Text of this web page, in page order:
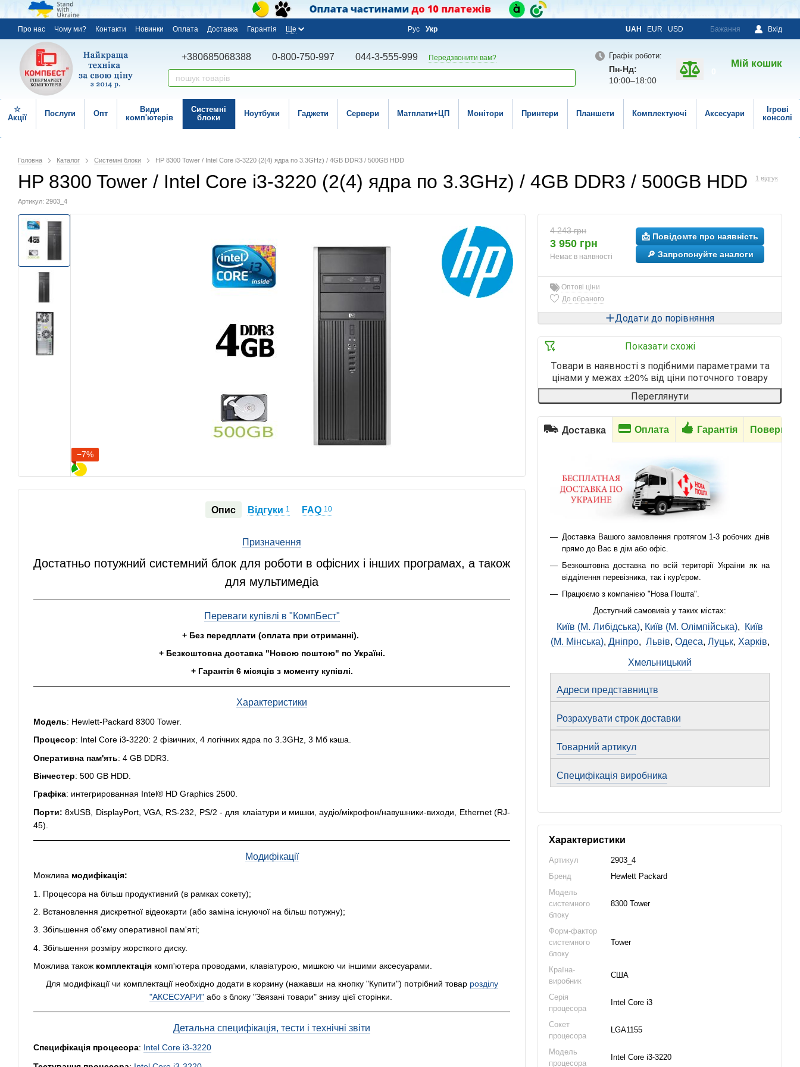
Про нас Чому ми? Контакти Новинки Оплата Доставка Гарантія Ще Рус Укр UAH EUR USD Бажання Вхід
+380685068388 0-800-750-997 044-3-555-999 Передзвонити вам? Графік роботи:
Пн-Нд:
10:00–18:00
Мій кошик
☆
Акції
Послуги Опт
Види
комп'ютерів
Системні
блоки
Ноутбуки Гаджети Сервери Матплати+ЦП Монітори Принтери Планшети Комплектуючі Аксесуари
Ігрові
консолі
Головна Каталог Системні блоки HP 8300 Tower / Intel Core i3-3220 (2(4) ядра по 3.3GHz) / 4GB DDR3 / 500GB HDD
HP 8300 Tower / Intel Core i3-3220 (2(4) ядра по 3.3GHz) / 4GB DDR3 / 500GB HDD 1 відгук
Артикул: 2903_4
−7%
Опис Відгуки 1 FAQ 10
Призначення
Достатньо потужний системний блок для роботи в офісних і інших програмах, а також
для мультимедіа
Переваги купівлі в "КомпБест"
+ Без передплати (оплата при отриманні).
+ Безкоштовна доставка "Новою поштою" по Україні.
+ Гарантія 6 місяців з моменту купівлі.
Характеристики
Модель: Hewlett-Packard 8300 Tower.
Процесор: Intel Core i3-3220: 2 фізичних, 4 логічних ядра по 3.3GHz, 3 Мб кэша.
Оперативна пам'ять: 4 GB DDR3.
Вінчестер: 500 GB HDD.
Графіка: интегрированная Intel® HD Graphics 2500.
Порти: 8xUSB, DisplayPort, VGA, RS-232, PS/2 - для клаіатури и мишки, аудіо/мікрофон/навушники-виходи, Ethernet (RJ-
45).
Модифікації
Можлива модифікація:
1. Процесора на більш продуктивний (в рамках сокету);
2. Встановлення дискретної відеокарти (або заміна існуючої на більш потужну);
3. Збільшення об'єму оперативної пам'яті;
4. Збільшення розміру жорсткого диску.
Можлива також комплектація комп'ютера проводами, клавіатурою, мишкою чи іншими аксесуарами.
Для модифікації чи комплектації необхідно додати в корзину (нажавши на кнопку "Купити") потрібний товар розділу
"АКСЕСУАРИ"або з блоку "Звязані товари" знизу цієї сторінки.
Детальна специфікація, тести і технічні звіти
Специфікація процесора: Intel Core i3-3220
4 243 грн
3 950 грн
Немає в наявності
📩 Повідомте про наявність
🔎 Запропонуйте аналоги
Оптові ціни
До обраного
Додати до порівняння
Показати схожі
Товари в наявності з подібними параметрами та
цінами у межах ±20% від ціни поточного товару
Переглянути
Доставка Оплата Гарантія
Доставка Вашого замовлення протягом 1-3 робочих днів
прямо до Вас в дім або офіс.
Безкоштовна доставка по всій території України як на
відділення перевізника, так і кур'єром.
Працюємо з компанією "Нова Пошта".
Доступний самовивіз у таких містах:
Київ (М. Либідська), Київ (М. Олімпійська),
Київ
(М. Мінська), Дніпро, Львів, Одеса, Луцьк, Харків,
Хмельницький
Адреси представництв
Розрахувати строк доставки
Товарний артикул
Специфікація виробника
Характеристики
Артикул
2903_4
Бренд
Hewlett Packard
Модель
системного
блоку
8300 Tower
Форм-фактор
системного
блоку
Tower
Країна-
виробник
США
Серія
процесора
Intel Core i3
Сокет
процесора
LGA1155
Модель
процесора
Intel Core i3-3220